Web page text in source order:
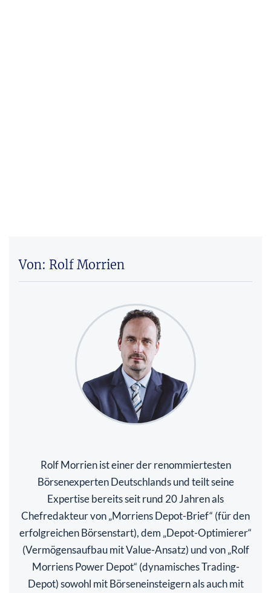
Von: Rolf Morrien
Rolf Morrien ist einer der renommiertesten
Börsenexperten Deutschlands und teilt seine
Expertise bereits seit rund 20 Jahren als
Chefredakteur von „Morriens Depot-Brief“ (für den
erfolgreichen Börsenstart), dem „Depot-Optimierer“
(Vermögensaufbau mit Value-Ansatz) und von „Rolf
Morriens Power Depot“ (dynamisches Trading-
Depot) sowohl mit Börseneinsteigern als auch mit